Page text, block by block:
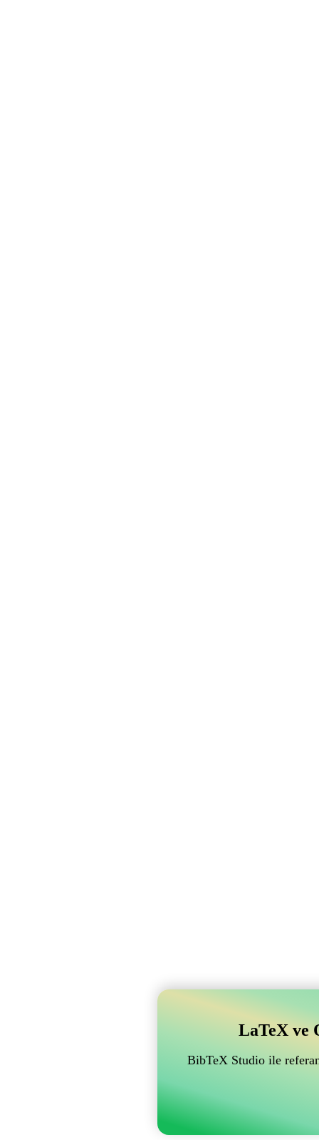
LaTeX ve
BibTeX Studio ile